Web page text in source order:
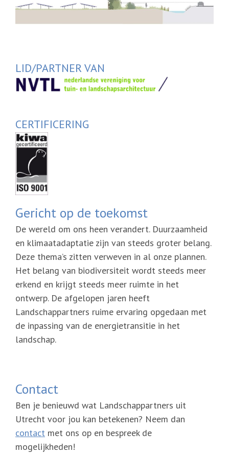
Gericht op de toekomst
De wereld om ons heen verandert. Duurzaamheid
en klimaatadaptatie zijn van steeds groter belang.
Deze thema’s zitten verweven in al onze plannen.
Het belang van biodiversiteit wordt steeds meer
erkend en krijgt steeds meer ruimte in het
ontwerp. De afgelopen jaren heeft
Landschappartners ruime ervaring opgedaan met
de inpassing van de energietransitie in het
landschap.
LID/PARTNER VAN
CERTIFICERING
Contact
Ben je benieuwd wat Landschappartners uit
Utrecht voor jou kan betekenen? Neem dan
contact met ons op en bespreek de
mogelijkheden!